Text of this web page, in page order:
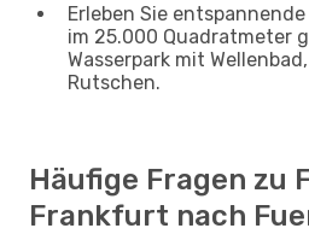
Erleben Sie
im 25.000 Quadratmeter
Wasserpark mit
Rutschen.
Häufige Fragen zu
Frankfurt nach